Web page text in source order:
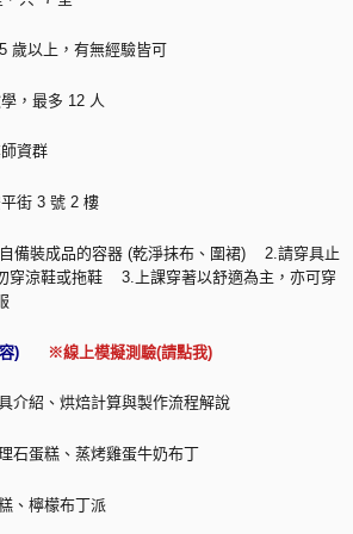
歲以上，有無經驗皆可
，最多 12 人
資群
街 3 號 2 樓
備裝成品的容器 (乾淨抹布、圍裙) 2.請穿具止
穿涼鞋或拖鞋 3.上課穿著以舒適為主，亦可穿
容) ※線上模擬測驗(請點我)
介紹、烘焙計算與製作流程解說
石蛋糕、蒸烤雞蛋牛奶布丁
、檸檬布丁派